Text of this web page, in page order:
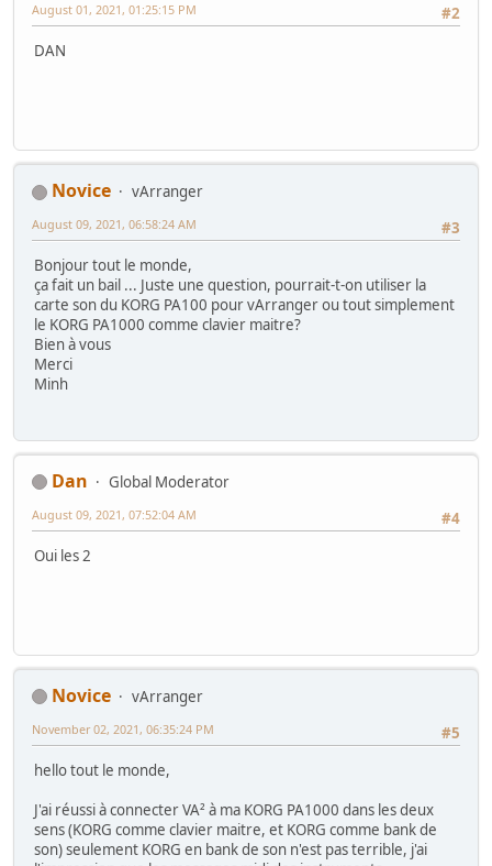
#2
August 01, 2021, 01:25:15 PM
DAN
Novice
vArranger
#3
August 09, 2021, 06:58:24 AM
Bonjour tout le monde,
ça fait un bail ... Juste une question, pourrait-t-on utiliser la
carte son du KORG PA100 pour vArranger ou tout simplement
le KORG PA1000 comme clavier maitre?
Bien à vous
Merci
Minh
Dan
Global Moderator
#4
August 09, 2021, 07:52:04 AM
Oui les 2
Novice
vArranger
#5
November 02, 2021, 06:35:24 PM
hello tout le monde,
J'ai réussi à connecter VA² à ma KORG PA1000 dans les deux
sens (KORG comme clavier maitre, et KORG comme bank de
son) seulement KORG en bank de son n'est pas terrible, j'ai